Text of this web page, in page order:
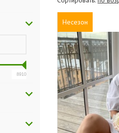
8910
Несезон